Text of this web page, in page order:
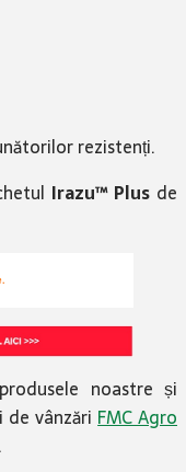
rezistenți.​​​​​​​
Irazu™ Plus de
noastre și
vânzări FMC Agro
.